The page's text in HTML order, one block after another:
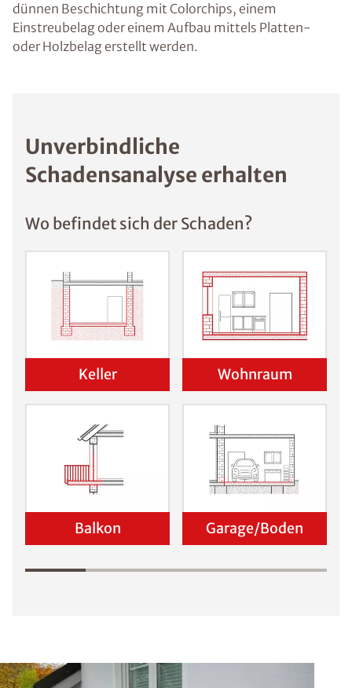
dünnen Beschichtung mit Colorchips, einem
Einstreubelag oder einem Aufbau mittels Platten-
oder Holzbelag erstellt werden.
Unverbindliche
Schadensanalyse erhalten
Wo befindet sich der Schaden?
Keller Wohnraum
Balkon Garage/Boden